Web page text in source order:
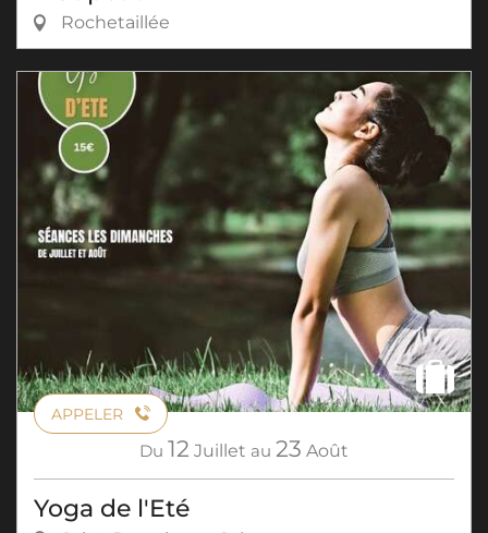
Rochetaillée
APPELER
Du 12 Juillet au 23 Août
Yoga de l'Eté